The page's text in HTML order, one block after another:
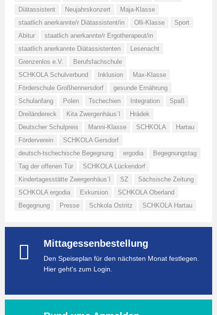
Diätassistent
Neujahrskonzert
Maja-Klasse
staatlich anerkannte/r Diätassistent/in
Olli-Klasse
Sport
Abitur
staatlich anerkannte/r Ergotherapeut/in
staatlich anerkannte Diätassistenten
Lesenacht
Grenzenlos e.V.
Berufsfachschule
SCHKOLA Schulverbund
Inklusion
Max-Klasse
Förderschule Großhennersdorf
gesunde Ernährung
Schulanfang
Polen Tschechien Integration
Spaß
Dreiländereck
Kita Zwergenhäus´l
Hrádek
Deutscher Schulpreis
Manni-Klasse SCHKOLA
Hartau
Förderverein
SCHKOLA Gersdorf
deutsch-tschechische Begegnung
ergodia
Begegnungstag
Tag der offenen Tür
SCHKOLA Lückendorf
Kindertagesstätte Zwergenhäus´l
SZ
Sächsische Zeitung
SCHKOLA ergodia
Exkursion
SCHKOLA Oberland
Begegnung
Presse Schkola Ostritz SCHKOLA Hartau
Mittagessenbestellung
Den Speiseplan für den nächsten Monat festlegen.
Hier geht's zum Login.